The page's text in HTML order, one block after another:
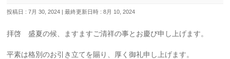
投稿日 : 7月 30, 2024 最終更新日時 : 8月 10, 2024
拝啓 盛夏の候、ますますご清祥の事とお慶び申し上げます。
平素は格別のお引き立てを賜り、厚く御礼申し上げます。